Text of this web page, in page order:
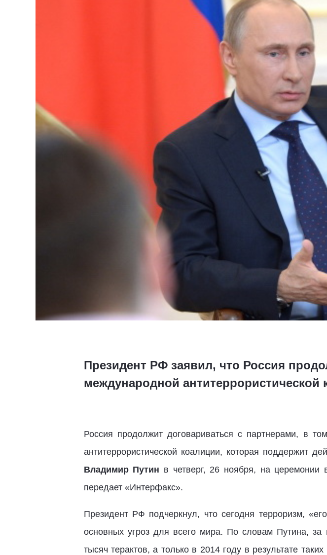
Президент РФ заявил, что Россия
международной антитеррористической
Россия продолжит договариваться с партнерами, в
антитеррористической коалиции, которая поддержит
Владимир Путин в четверг, 26 ноября, на церемонии
передает «Интерфакс».
Президент РФ подчеркнул, что сегодня терроризм,
основных угроз для всего мира. По словам Путина,
тысяч терактов, а только в 2014 году в результате